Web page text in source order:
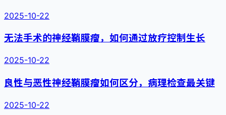
2025-10-22
无法手术的神经鞘膜瘤，如何通过放疗控制生长
2025-10-22
良性与恶性神经鞘膜瘤如何区分，病理检查最关键
2025-10-22